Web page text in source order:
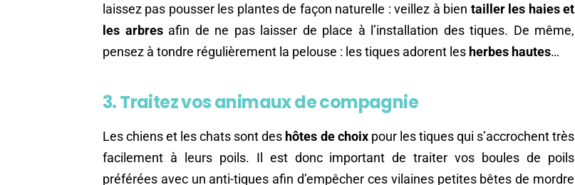
laissez pas pousser les plantes de façon naturelle : veillez à bien tailler les haies et
les arbresafin de ne pas laisser de place à l’installation des tiques. De même,
pensez à tondre régulièrement la pelouse : les tiques adorent les herbes hautes…
3. Traitez vos animaux de compagnie
Les chiens et les chats sont des hôtes de choixpour les tiques qui s’accrochent très
facilement à leurs poils. Il est donc important de traiter vos boules de poils
préférées avec un anti-tiques afin d’empêcher ces vilaines petites bêtes de mordre